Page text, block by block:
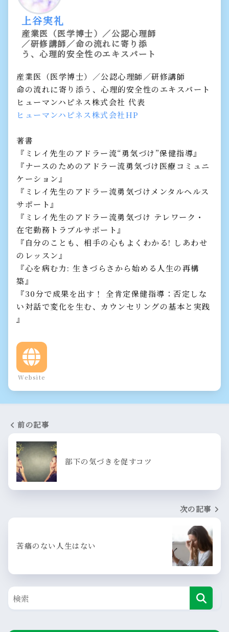
上谷実礼
産業医（医学博士）／公認心理師
／研修講師／命の流れに寄り添
う、心理的安全性のエキスパート
産業医（医学博士）／公認心理師／研修講師
命の流れに寄り添う、心理的安全性のエキスパート
ヒューマンハピネス株式会社 代表
ヒューマンハピネス株式会社HP
著書
『ミレイ先生のアドラー流“勇気づけ”保健指導』
『ナースのためのアドラー流勇気づけ医療コミュニ
ケーション』
『ミレイ先生のアドラー流勇気づけメンタルヘルス
サポート』
『ミレイ先生のアドラー流勇気づけ テレワーク・
在宅勤務トラブルサポート』
『自分のことも、相手の心もよくわかる! しあわせ
のレッスン』
『心を病む力: 生きづらさから始める人生の再構
築』
『30分で成果を出す！ 全肯定保健指導：否定しな
い対話で変化を生む、カウンセリングの基本と実践
』
Website
前の記事
部下の気づきを促すコツ
次の記事
苦痛のない人生はない